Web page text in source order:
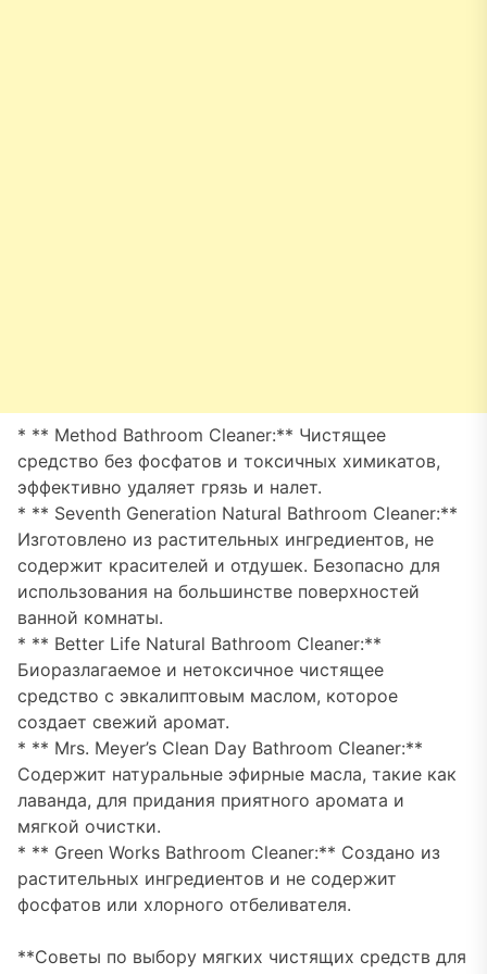
* ** Method Bathroom Cleaner:** Чистящее
средство без фосфатов и токсичных химикатов,
эффективно удаляет грязь и налет.
* ** Seventh Generation Natural Bathroom Cleaner:**
Изготовлено из растительных ингредиентов, не
содержит красителей и отдушек. Безопасно для
использования на большинстве поверхностей
ванной комнаты.
* ** Better Life Natural Bathroom Cleaner:**
Биоразлагаемое и нетоксичное чистящее
средство с эвкалиптовым маслом, которое
создает свежий аромат.
* ** Mrs. Meyer’s Clean Day Bathroom Cleaner:**
Содержит натуральные эфирные масла, такие как
лаванда, для придания приятного аромата и
мягкой очистки.
* ** Green Works Bathroom Cleaner:** Создано из
растительных ингредиентов и не содержит
фосфатов или хлорного отбеливателя.
**Советы по выбору мягких чистящих средств для